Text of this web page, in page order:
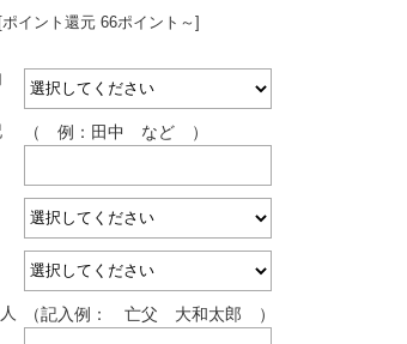
[ポイント還元 66ポイント～]
（ 例：田中 など ）
（記入例： 亡父 大和太郎 ）